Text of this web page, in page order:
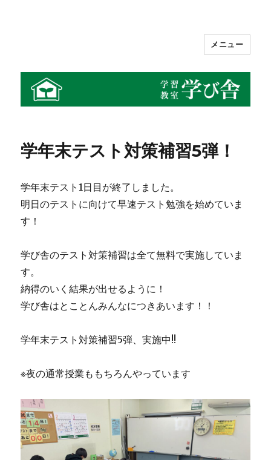
メニュー
学年末テスト対策補習5弾！
学年末テスト1日目が終了しました。
明日のテストに向けて早速テスト勉強を始めていま
す！
学び舎のテスト対策補習は全て無料で実施していま
す。
納得のいく結果が出せるように！
学び舎はとことんみんなにつきあいます！！
学年末テスト対策補習5弾、実施中!!
※夜の通常授業ももちろんやっています